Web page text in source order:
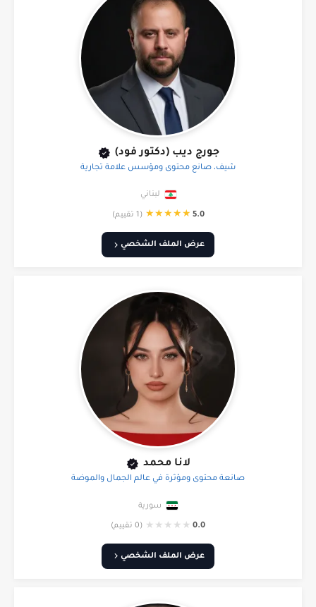
جورج ديب (دكتور فود)
شيف، صانع محتوى ومؤسس علامة تجارية
لبناني
5.0
★
★
★
★
★ (1 تقييم)
عرض الملف الشخصي
لانا محمد
صانعة محتوى ومؤثرة في عالم الجمال والموضة
سورية
0.0
★
★
★
★
★ (0 تقييم)
عرض الملف الشخصي